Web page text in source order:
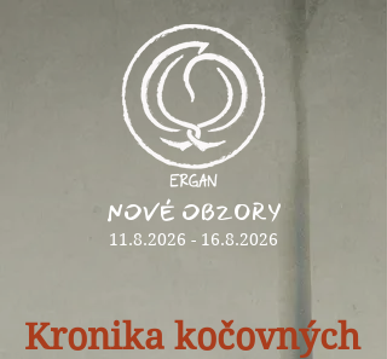
NOVÉ OBZORY
11.8.2026 - 16.8.2026
Kronika kočovných